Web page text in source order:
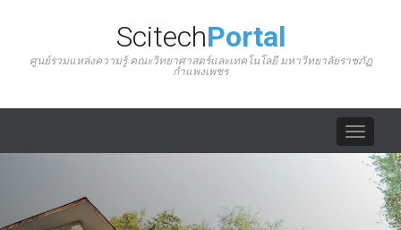
ScitechPortal
ศูนย์รวมแหล่งความรู้ คณะวิทยาศาสตร์และเทคโนโลยี มหาวิทยาลัยราชภัฏ
กำแพงเพชร
Toggle